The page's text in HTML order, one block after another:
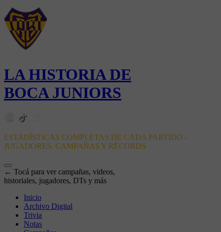
LA HISTORIA DE
BOCA JUNIORS
ESTADÍSTICAS COMPLETAS DE CADA PARTIDO -
JUGADORES, CAMPAÑAS Y RÉCORDS
← Tocá para ver campañas, videos,
historiales, jugadores, DTs y más
Inicio
Archivo Digital
Trivia
Notas